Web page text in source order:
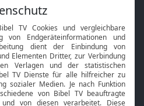
Mobile App
Smart TV
HbbTV
Bibelthek Online-Bibel
Nächster Gottesdienst